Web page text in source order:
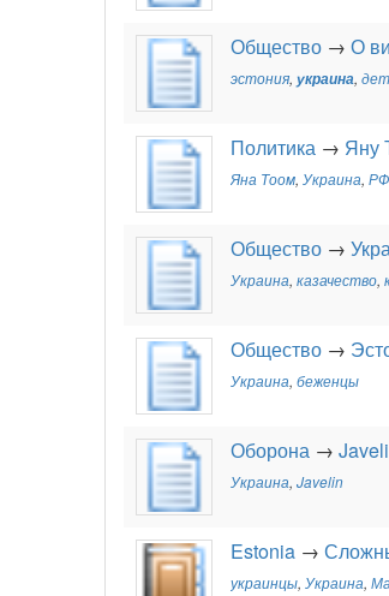
Общество → О
эстония, украина,
Политика → Яну
Яна Тоом, Украина, РФ
Общество →
Украина, казачество,
Общество →
Украина, беженцы
Оборона →
Украина, Javelin
Estonia →
украинцы, Украина,